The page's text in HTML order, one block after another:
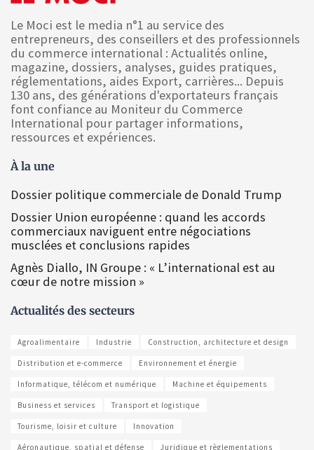
Le Moci est le media n°1 au service des
entrepreneurs, des conseillers et des professionnels
du commerce international : Actualités online,
magazine, dossiers, analyses, guides pratiques,
réglementations, aides Export, carrières... Depuis
130 ans, des générations d'exportateurs français
font confiance au Moniteur du Commerce
International pour partager informations,
ressources et expériences.
À la une
Dossier politique commerciale de Donald Trump
Dossier Union européenne : quand les accords
commerciaux naviguent entre négociations
musclées et conclusions rapides
Agnès Diallo, IN Groupe : « L’international est au
cœur de notre mission »
Actualités des secteurs
Agroalimentaire Industrie Construction, architecture et design
Distribution et e-commerce Environnement et énergie
Informatique, télécom et numérique Machine et équipements
Business et services Transport et logistique
Tourisme, loisir et culture Innovation
Aéronautique, spatial et défense Juridique et règlementations